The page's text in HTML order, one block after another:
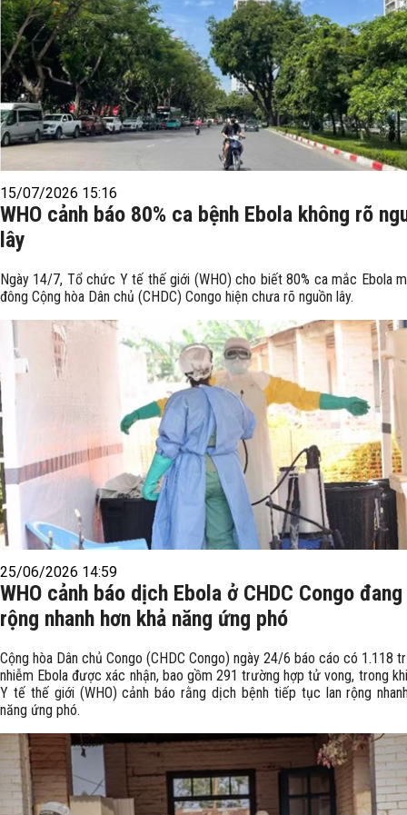
15/07/2026 15:16
WHO cảnh báo 80% ca bệnh Ebola không rõ
lây
Ngày 14/7, Tổ chức Y tế thế giới (WHO) cho biết 80% ca mắc Ebola
đông Cộng hòa Dân chủ (CHDC) Congo hiện chưa rõ nguồn lây.
25/06/2026 14:59
WHO cảnh báo dịch Ebola ở CHDC Congo
rộng nhanh hơn khả năng ứng phó
Cộng hòa Dân chủ Congo (CHDC Congo) ngày 24/6 báo cáo có 1.118
nhiễm Ebola được xác nhận, bao gồm 291 trường hợp tử vong, trong
Y tế thế giới (WHO) cảnh báo rằng dịch bệnh tiếp tục lan rộng
năng ứng phó.